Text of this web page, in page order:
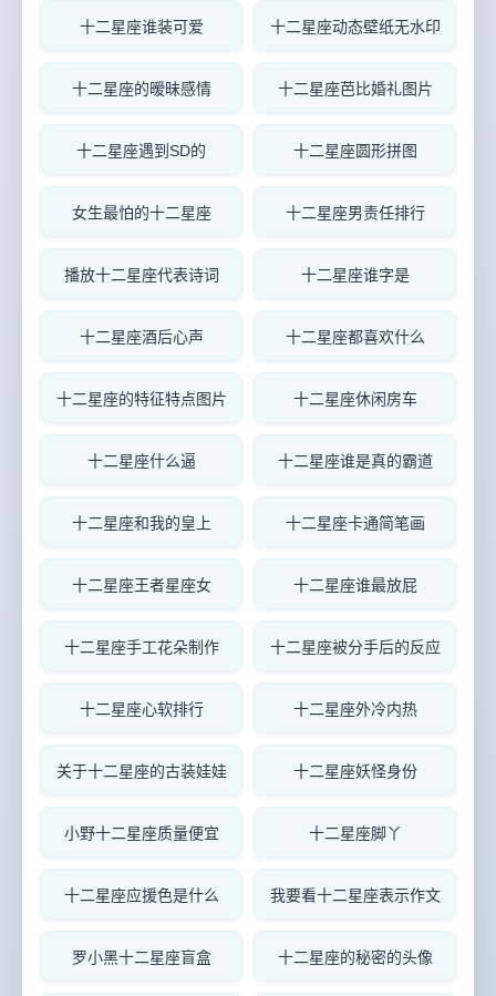
十二星座谁装可爱 十二星座动态壁纸无水印
十二星座的暧昧感情 十二星座芭比婚礼图片
十二星座遇到SD的 十二星座圆形拼图
女生最怕的十二星座 十二星座男责任排行
播放十二星座代表诗词 十二星座谁字是
十二星座酒后心声 十二星座都喜欢什么
十二星座的特征特点图片 十二星座休闲房车
十二星座什么逼 十二星座谁是真的霸道
十二星座和我的皇上 十二星座卡通简笔画
十二星座王者星座女 十二星座谁最放屁
十二星座手工花朵制作 十二星座被分手后的反应
十二星座心软排行 十二星座外冷内热
关于十二星座的古装娃娃 十二星座妖怪身份
小野十二星座质量便宜 十二星座脚丫
十二星座应援色是什么 我要看十二星座表示作文
罗小黑十二星座盲盒 十二星座的秘密的头像